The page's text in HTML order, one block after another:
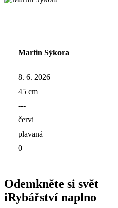
Martin Sýkora
8. 6. 2026
45 cm
---
červi
plavaná
0
Odemkněte si svět
iRybářství naplno